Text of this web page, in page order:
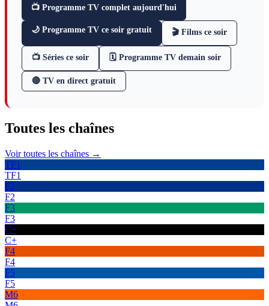
📺 Programme TV complet aujourd'hui
🌙 Programme TV ce soir gratuit 🎬 Films ce soir
📺 Séries ce soir 🗓 Programme TV demain soir
🔴 TV en direct gratuit
Toutes les chaînes
Voir toutes les chaînes →
TF1
TF1
F2
F2
F3
F3
C+
C+
F4
F4
F5
F5
M6